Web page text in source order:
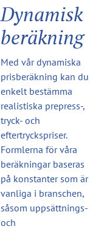
Dynamisk
beräkning
Med vår dynamiska
prisberäkning kan du
enkelt bestämma
realistiska prepress-,
tryck- och
eftertryckspriser.
Formlerna för våra
beräkningar baseras
på konstanter som är
vanliga i branschen,
såsom uppsättnings-
och